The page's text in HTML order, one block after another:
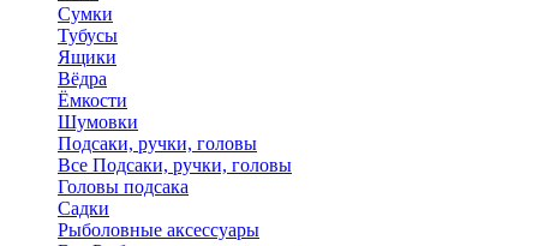
Сумки
Тубусы
Ящики
Вёдра
Ёмкости
Шумовки
Подсаки, ручки, головы
Все Подсаки, ручки, головы
Головы подсака
Садки
Рыболовные аксессуары